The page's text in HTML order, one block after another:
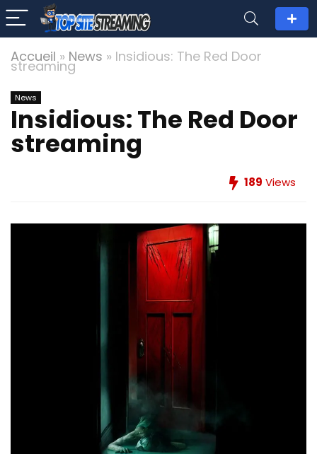
Accueil » News » Insidious: The Red Door
streaming
News
Insidious: The Red Door
streaming
189 Views